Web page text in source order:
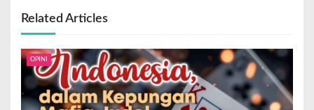
Related Articles
OPINI